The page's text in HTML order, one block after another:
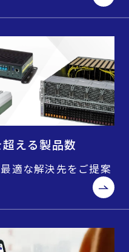
える製品数
適な解決先をご提案